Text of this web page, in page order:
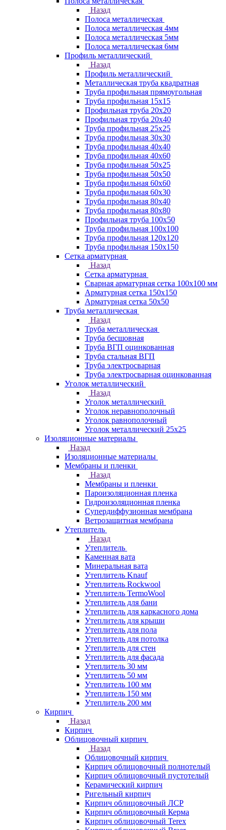
Назад
Полоса металлическая
Полоса металлическая 4мм
Полоса металлическая 5мм
Полоса металлическая 6мм
Профиль металлический
Назад
Профиль металлический
Металлическая труба квадратная
Труба профильная прямоугольная
Труба профильная 15х15
Профильная труба 20х20
Профильная труба 20х40
Труба профильная 25х25
Труба профильная 30x30
Труба профильная 40х40
Труба профильная 40х60
Труба профильная 50х25
Труба профильная 50х50
Труба профильная 60x60
Труба профильная 60х30
Труба профильная 80х40
Труба профильная 80х80
Профильная труба 100х50
Труба профильная 100х100
Труба профильная 120х120
Труба профильная 150х150
Сетка арматурная
Назад
Сетка арматурная
Сварная арматурная сетка 100х100 мм
Арматурная сетка 150х150
Арматурная сетка 50х50
Труба металлическая
Назад
Труба металлическая
Труба бесшовная
Труба ВГП оцинкованная
Труба стальная ВГП
Труба электросварная
Труба электросварная оцинкованная
Уголок металлический
Назад
Уголок металлический
Уголок неравнополочный
Уголок равнополочный
Уголок металлический 25х25
Изоляционные материалы
Назад
Изоляционные материалы
Мембраны и пленки
Назад
Мембраны и пленки
Пароизоляционная пленка
Гидроизоляционная пленка
Супердиффузионная мембрана
Ветрозащитная мембрана
Утеплитель
Назад
Утеплитель
Каменная вата
Минеральная вата
Утеплитель Knauf
Утеплитель Rockwool
Утеплитель TermoWool
Утеплитель для бани
Утеплитель для каркасного дома
Утеплитель для крыши
Утеплитель для пола
Утеплитель для потолка
Утеплитель для стен
Утеплитель для фасада
Утеплитель 30 мм
Утеплитель 50 мм
Утеплитель 100 мм
Утеплитель 150 мм
Утеплитель 200 мм
Кирпич
Назад
Кирпич
Облицовочный кирпич
Назад
Облицовочный кирпич
Кирпич облицовочный полнотелый
Кирпич облицовочный пустотелый
Керамический кирпич
Ригельный кирпич
Кирпич облицовочный ЛСР
Кирпич облицовочный Керма
Кирпич облицовочный Terex